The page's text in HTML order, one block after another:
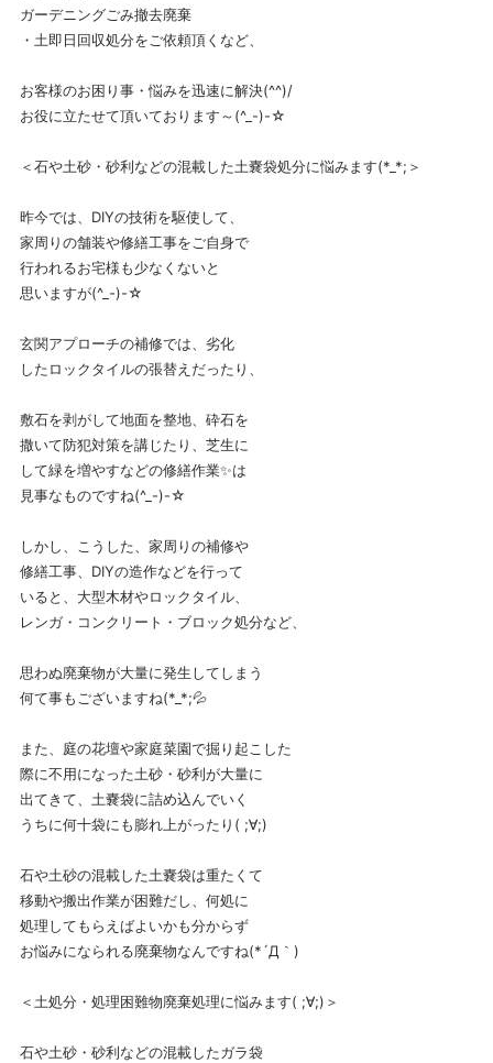
ガーデニングごみ撤去廃棄
・土即日回収処分をご依頼頂くなど、
お客様のお困り事・悩みを迅速に解決(^^)/
お役に立たせて頂いております～(^_-)-☆
＜石や土砂・砂利などの混載した土嚢袋処分に悩みます(*_*;＞
昨今では、DIYの技術を駆使して、
家周りの舗装や修繕工事をご自身で
行われるお宅様も少なくないと
思いますが(^_-)-☆
玄関アプローチの補修では、劣化
したロックタイルの張替えだったり、
敷石を剥がして地面を整地、砕石を
撒いて防犯対策を講じたり、芝生に
して緑を増やすなどの修繕作業✨は
見事なものですね(^_-)-☆
しかし、こうした、家周りの補修や
修繕工事、DIYの造作などを行って
いると、大型木材やロックタイル、
レンガ・コンクリート・ブロック処分など、
思わぬ廃棄物が大量に発生してしまう
何て事もございますね(*_*;💦
また、庭の花壇や家庭菜園で掘り起こした
際に不用になった土砂・砂利が大量に
出てきて、土嚢袋に詰め込んでいく
うちに何十袋にも膨れ上がったり( ;∀;)
石や土砂の混載した土嚢袋は重たくて
移動や搬出作業が困難だし、何処に
処理してもらえばよいかも分からず
お悩みになられる廃棄物なんですね(*´Д｀)
＜土処分・処理困難物廃棄処理に悩みます( ;∀;)＞
石や土砂・砂利などの混載したガラ袋